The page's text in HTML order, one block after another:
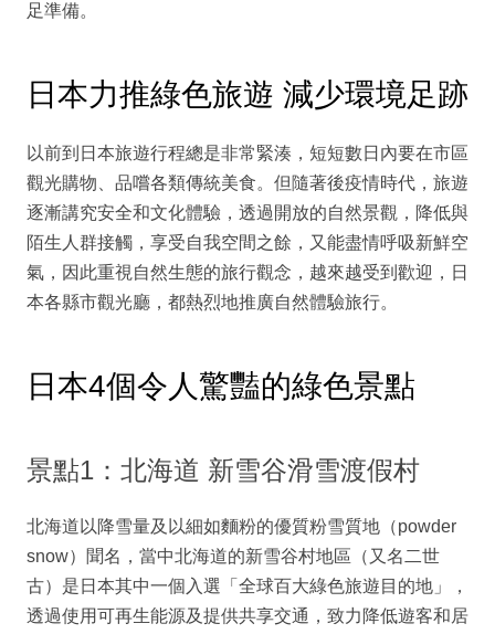
足準備。
日本力推綠色旅遊 減少環境足跡
以前到日本旅遊行程總是非常緊湊，短短數日內要在市區
觀光購物、品嚐各類傳統美食。但隨著後疫情時代，旅遊
逐漸講究安全和文化體驗，透過開放的自然景觀，降低與
陌生人群接觸，享受自我空間之餘，又能盡情呼吸新鮮空
氣，因此重視自然生態的旅行觀念，越來越受到歡迎，日
本各縣市觀光廳，都熱烈地推廣自然體驗旅行。
日本4個令人驚豔的綠色景點
景點1：北海道 新雪谷滑雪渡假村
北海道以降雪量及以細如麵粉的優質粉雪質地（powder
snow）聞名，當中北海道的新雪谷村地區（又名二世
古）是日本其中一個入選「全球百大綠色旅遊目的地」，
透過使用可再生能源及提供共享交通，致力降低遊客和居